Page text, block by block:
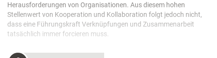
Herausforderungen von Organisationen. Aus diesem hohen
Stellenwert von Kooperation und Kollaboration folgt jedoch nicht,
dass eine Führungskraft Verknüpfungen und Zusammenarbeit
tatsächlich immer forcieren muss.